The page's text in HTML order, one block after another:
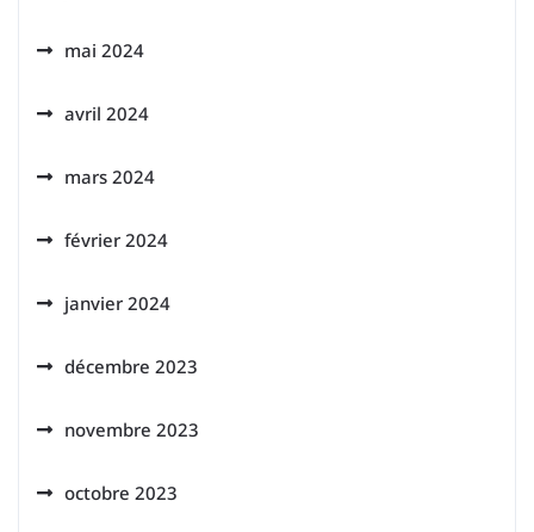
mai 2024
avril 2024
mars 2024
février 2024
janvier 2024
décembre 2023
novembre 2023
octobre 2023